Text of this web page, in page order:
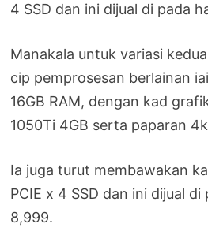
4 SSD dan ini dijual di pada
Manakala untuk variasi
cip pemprosesan berlainan
16GB RAM, dengan kad
1050Ti 4GB serta paparan
Ia juga turut membawakan
PCIE x 4 SSD dan ini dijual di
8,999.